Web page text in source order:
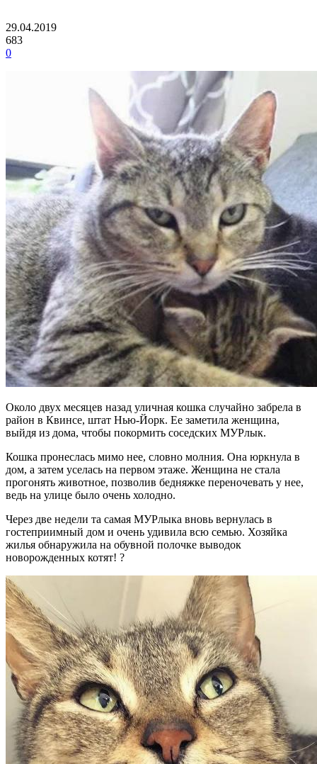
29.04.2019
683
0
Около двух месяцев назад уличная кошка случайно забрела в
район в Квинсе, штат Нью-Йорк. Ее заметила женщина,
выйдя из дома, чтобы покормить соседских МУРлык.
Кошка пронеслась мимо нее, словно молния. Она юркнула в
дом, а затем уселась на первом этаже. Женщина не стала
прогонять животное, позволив бедняжке переночевать у нее,
ведь на улице было очень холодно.
Через две недели та самая МУРлыка вновь вернулась в
гостеприимный дом и очень удивила всю семью. Хозяйка
жилья обнаружила на обувной полочке выводок
новорожденных котят! ?